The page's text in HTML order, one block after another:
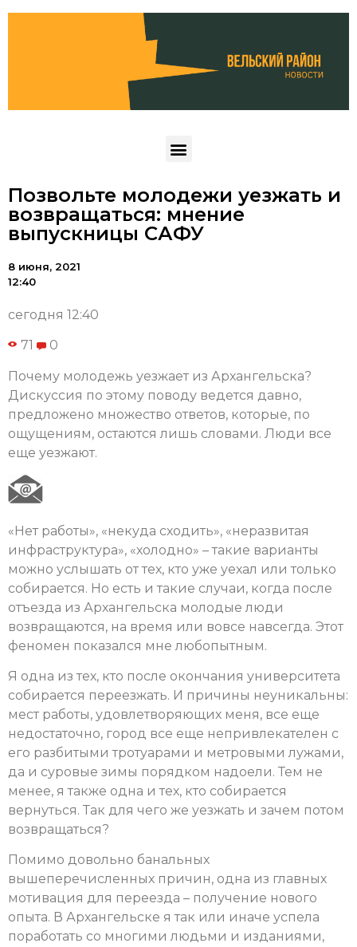
Позвольте молодежи уезжать и
возвращаться: мнение
выпускницы САФУ
8 июня, 2021
12:40
сегодня 12:40
71 0
Почему молодежь уезжает из Архангельска?
Дискуссия по этому поводу ведется давно,
предложено множество ответов, которые, по
ощущениям, остаются лишь словами. Люди все
еще уезжают.
«Нет работы», «некуда сходить», «неразвитая
инфраструктура», «холодно» – такие варианты
можно услышать от тех, кто уже уехал или только
собирается. Но есть и такие случаи, когда после
отъезда из Архангельска молодые люди
возвращаются, на время или вовсе навсегда. Этот
феномен показался мне любопытным.
Я одна из тех, кто после окончания университета
собирается переезжать. И причины неуникальны:
мест работы, удовлетворяющих меня, все еще
недостаточно, город все еще непривлекателен с
его разбитыми тротуарами и метровыми лужами,
да и суровые зимы порядком надоели. Тем не
менее, я также одна и тех, кто собирается
вернуться. Так для чего же уезжать и зачем потом
возвращаться?
Помимо довольно банальных
вышеперечисленных причин, одна из главных
мотивация для переезда – получение нового
опыта. В Архангельске я так или иначе успела
поработать со многими людьми и изданиями,